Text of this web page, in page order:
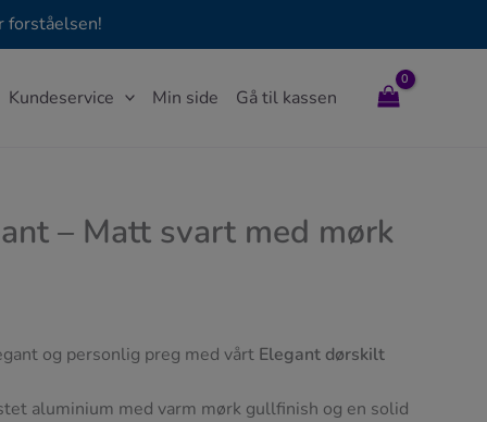
forståelsen!
Kundeservice Min side Gå til kassen
– Matt svart med mørk
og personlig preg med vårt Elegant dørskilt
aluminium med varm mørk gullfinish og en solid